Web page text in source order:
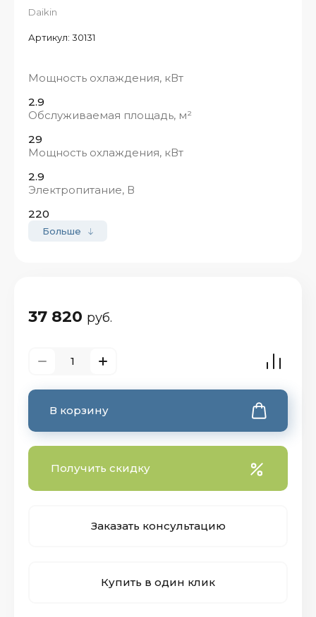
Daikin
Артикул: 30131
Мощность охлаждения, кВт
2.9
Обслуживаемая площадь, м²
29
Мощность охлаждения, кВт
2.9
Электропитание, В
220
Больше
37 820 руб.
В корзину
Получить скидку
Заказать консультацию
Купить в один клик